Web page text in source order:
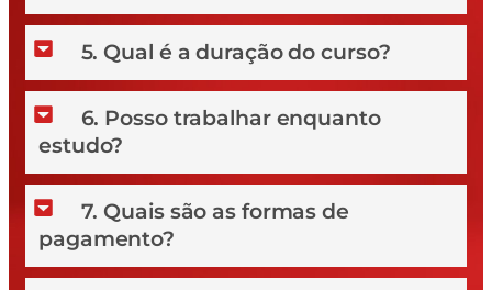
5. Qual é a duração do curso?
6. Posso trabalhar enquanto
estudo?
7. Quais são as formas de
pagamento?